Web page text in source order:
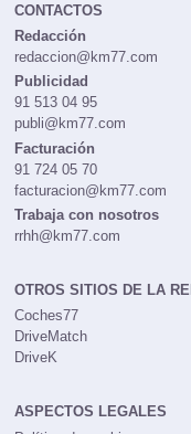
CONTACTOS
Redacción
redaccion@km77.com
Publicidad
91 513 04 95
publi@km77.com
Facturación
91 724 05 70
facturacion@km77.com
Trabaja con nosotros
rrhh@km77.com
OTROS SITIOS DE LA
Coches77
DriveMatch
DriveK
ASPECTOS LEGALES